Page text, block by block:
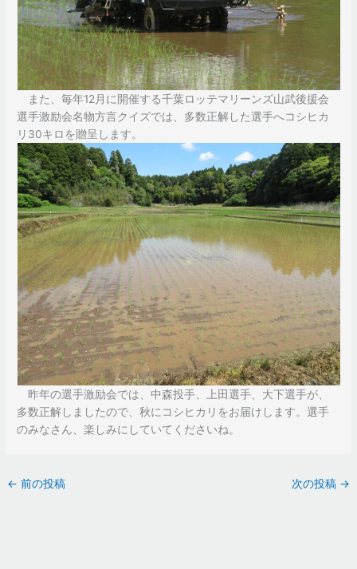
また、毎年12月に開催する千葉ロッテマリーンズ山武後援会
選手激励会名物方言クイズでは、多数正解した選手へコシヒカ
リ30キロを贈呈します。
昨年の選手激励会では、中森投手、上田選手、大下選手が、
多数正解しましたので、秋にコシヒカリをお届けします。選手
のみなさん、楽しみにしていてくださいね。
← 前の投稿 次の投稿 →